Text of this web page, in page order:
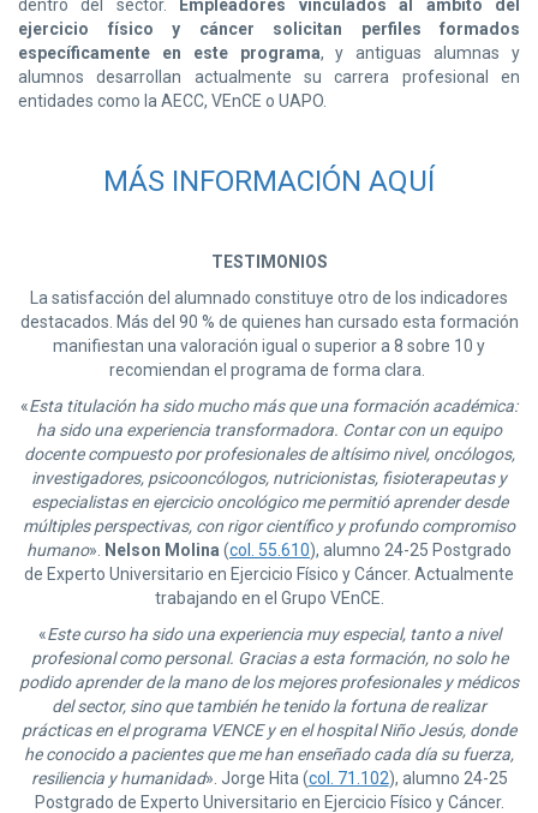
dentro del sector.
Empleadores vinculados al ámbito del
ejercicio físico y cáncer solicitan perfiles formados
específicamente en este programa, y antiguas alumnas y
alumnos desarrollan actualmente su carrera profesional en
entidades como la AECC, VEnCE o UAPO.
MÁS INFORMACIÓN AQUÍ
TESTIMONIOS
La satisfacción del alumnado constituye otro de los indicadores
destacados. Más del 90 % de quienes han cursado esta formación
manifiestan una valoración igual o superior a 8 sobre 10 y
recomiendan el programa de forma clara.
«Esta titulación ha sido mucho más que una formación académica:
ha sido una experiencia transformadora. Contar con un equipo
docente compuesto por profesionales de altísimo nivel, oncólogos,
investigadores, psicooncólogos, nutricionistas, fisioterapeutas y
especialistas en ejercicio oncológico me permitió aprender desde
múltiples perspectivas, con rigor científico y profundo compromiso
humano». Nelson Molina (col. 55.610), alumno 24-25 Postgrado
de Experto Universitario en Ejercicio Físico y Cáncer. Actualmente
trabajando en el Grupo VEnCE.
«Este curso ha sido una experiencia muy especial, tanto a nivel
profesional como personal. Gracias a esta formación, no solo he
podido aprender de la mano de los mejores profesionales y médicos
del sector, sino que también he tenido la fortuna de realizar
prácticas en el programa VENCE y en el hospital Niño Jesús, donde
he conocido a pacientes que me han enseñado cada día su fuerza,
resiliencia y humanidad». Jorge Hita (col. 71.102), alumno 24-25
Postgrado de Experto Universitario en Ejercicio Físico y Cáncer.